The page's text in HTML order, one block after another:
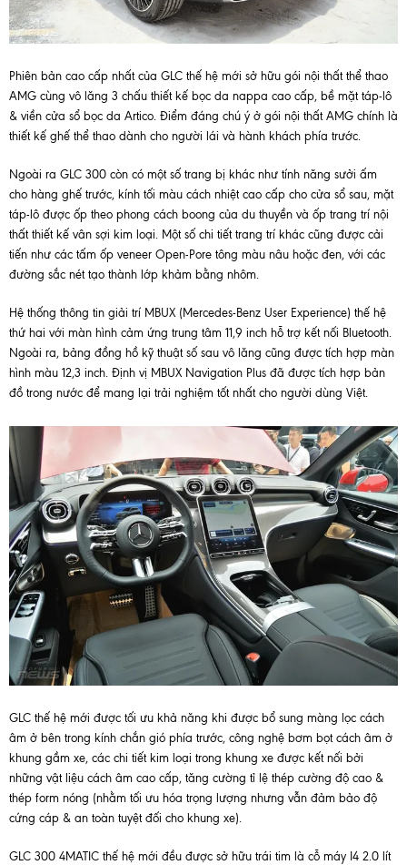
Phiên bản cao cấp nhất của GLC thế hệ mới sở hữu gói nội thất thể thao
AMG cùng vô lăng 3 chấu thiết kế bọc da nappa cao cấp, bề mặt táp-lô
& viền cửa sổ bọc da Artico. Điểm đáng chú ý ở gói nội thất AMG chính là
thiết kế ghế thể thao dành cho người lái và hành khách phía trước.
Ngoài ra GLC 300 còn có một số trang bị khác như tính năng sưởi ấm
cho hàng ghế trước, kính tối màu cách nhiệt cao cấp cho cửa sổ sau, mặt
táp-lô được ốp theo phong cách boong của du thuyền và ốp trang trí nội
thất thiết kế vân sợi kim loại. Một số chi tiết trang trí khác cũng được cải
tiến như các tấm ốp veneer Open-Pore tông màu nâu hoặc đen, với các
đường sắc nét tạo thành lớp khảm bằng nhôm.
Hệ thống thông tin giải trí MBUX (Mercedes-Benz User Experience) thế hệ
thứ hai với màn hình cảm ứng trung tâm 11,9 inch hỗ trợ kết nối Bluetooth.
Ngoài ra, bảng đồng hồ kỹ thuật số sau vô lăng cũng được tích hợp màn
hình màu 12,3 inch. Định vị MBUX Navigation Plus đã được tích hợp bản
đồ trong nước để mang lại trải nghiệm tốt nhất cho người dùng Việt.
GLC thế hệ mới được tối ưu khả năng khi được bổ sung màng lọc cách
âm ở bên trong kính chắn gió phía trước, công nghệ bơm bọt cách âm ở
khung gầm xe, các chi tiết kim loại trong khung xe được kết nối bởi
những vật liệu cách âm cao cấp, tăng cường tỉ lệ thép cường độ cao &
thép form nóng (nhằm tối ưu hóa trọng lượng nhưng vẫn đảm bảo độ
cứng cáp & an toàn tuyệt đối cho khung xe).
GLC 300 4MATIC thế hệ mới đều được sở hữu trái tim là cỗ máy I4 2.0 lít